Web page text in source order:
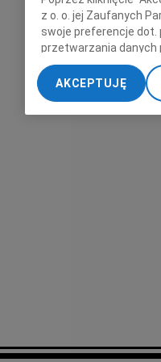
z o. o. jej Zaufanych
swoje preferencje dot.
przetwarzania danych
„Ustawienia
My, nasi Zaufani
dokładnych danych
Przechowywanie
AKCEPTUJĘ